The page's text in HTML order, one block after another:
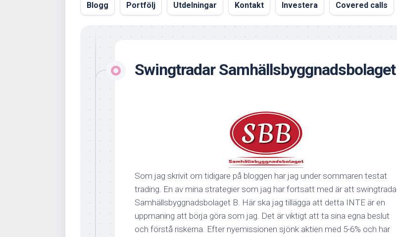
Blogg Portfölj Utdelningar Kontakt Investera Covered calls
Swingtradar Samhällsbyggnadsbolaget
Som jag skrivit om tidigare på bloggen har jag under sommaren testat
trading. En av mina strategier som jag har fortsatt med är att swingtrada
Samhällsbyggnadsbolaget B. Här ska jag tillägga att detta INTE är en
uppmaning att börja göra som jag. Det är viktigt att ta sina egna beslut
och förstå riskerna. Efter nyemissionen sjönk aktien med 5-6% och har